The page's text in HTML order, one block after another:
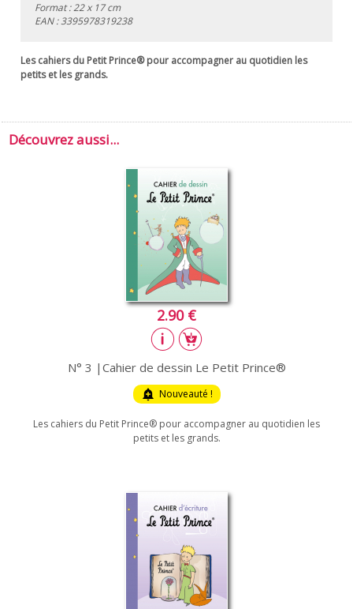
Format : 22 x 17 cm
EAN :3395978319238
Les cahiers du Petit Prince® pour accompagner au quotidien les
petits et les grands.
Découvrez aussi...
2.90 €
N° 3 |Cahier de dessin Le Petit Prince®
add_alert Nouveauté !
Les cahiers du Petit Prince® pour accompagner au quotidien les
petits et les grands.